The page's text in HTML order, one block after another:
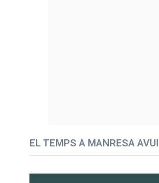
EL TEMPS A MANRESA AVUI